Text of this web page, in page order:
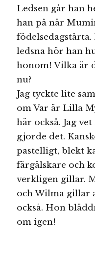
Ledsen går han
han på när
ledsna hör han
honom! Vilka är
nu?
Jag tyckte lite
om Var är Lilla
här också. Jag
gjorde det.
pastelligt, blekt
färgälskare och
verkligen gillar.
och Wilma gillar
också. Hon
om igen!